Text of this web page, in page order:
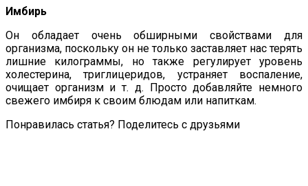
Имбирь
Он обладает очень обширными свойствами для
организма, поскольку он не только заставляет нас терять
лишние килограммы, но также регулирует уровень
холестерина, триглицеридов, устраняет воспаление,
очищает организм и т. д. Просто добавляйте немного
свежего имбиря к своим блюдам или напиткам.
Понравилась статья? Поделитесь с друзьями